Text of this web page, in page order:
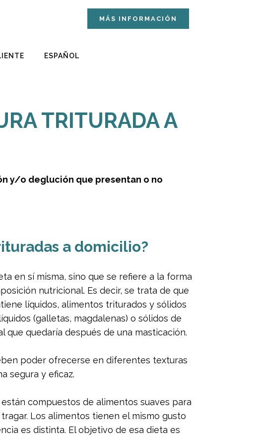
MÁS INFORMACIÓN
ESPAÑOL
TRITURADA A
y/o deglución que presentan o no
a domicilio?
en sí misma, sino que se refiere a la forma
nutricional. Es decir, se trata de que
líquidos, alimentos triturados y sólidos
(galletas, magdalenas) o sólidos de
quedaría después de una masticación.
poder ofrecerse en diferentes texturas
segura y eficaz.
compuestos de alimentos suaves para
Los alimentos tienen el mismo gusto
es distinta. El objetivo de esa dieta es